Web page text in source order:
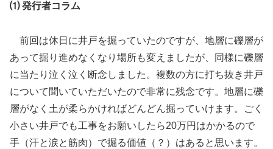
⑴ 発行者コラム
前回は休日に井戸を掘っていたのですが、地層に礫層が
あって掘り進めなくなり場所も変えましたが、同様に礫層
に当たり泣く泣く断念しました。複数の方に打ち抜き井戸
について聞いていただいたので非常に残念です。地層に礫
層がなく土が柔らかければどんどん掘っていけます。ごく
小さい井戸でも工事をお願いしたら20万円はかかるので
手（汗と涙と筋肉）で掘る価値（？）はあると思います。